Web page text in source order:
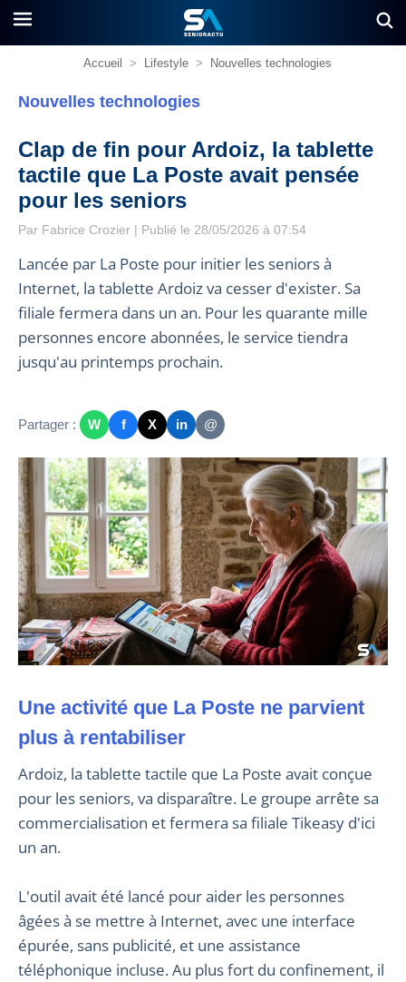
Accueil > Lifestyle > Nouvelles technologies
Nouvelles technologies
Clap de fin pour Ardoiz, la tablette
tactile que La Poste avait pensée
pour les seniors
Par Fabrice Crozier | Publié le 28/05/2026 à 07:54
Lancée par La Poste pour initier les seniors à
Internet, la tablette Ardoiz va cesser d'exister. Sa
filiale fermera dans un an. Pour les quarante mille
personnes encore abonnées, le service tiendra
jusqu'au printemps prochain.
Partager : W f X in @
Une activité que La Poste ne parvient
plus à rentabiliser
Ardoiz, la tablette tactile que La Poste avait conçue
pour les seniors, va disparaître. Le groupe arrête sa
commercialisation et fermera sa filiale Tikeasy d'ici
un an.
L'outil avait été lancé pour aider les personnes
âgées à se mettre à Internet, avec une interface
épurée, sans publicité, et une assistance
téléphonique incluse. Au plus fort du confinement, il